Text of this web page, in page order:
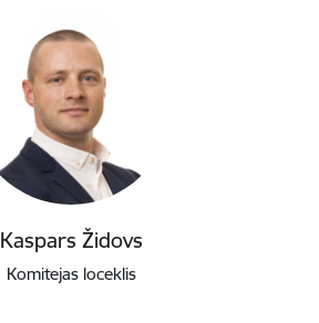
Kaspars Židovs
Komitejas loceklis